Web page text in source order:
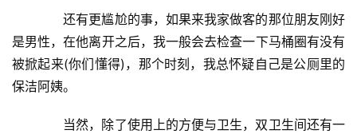
还有更尴尬的事，如果来我家做客的那位朋友刚好
是男性，在他离开之后，我一般会去检查一下马桶圈有没有
被掀起来(你们懂得)，那个时刻，我总怀疑自己是公厕里的
保洁阿姨。
当然，除了使用上的方便与卫生，双卫生间还有一